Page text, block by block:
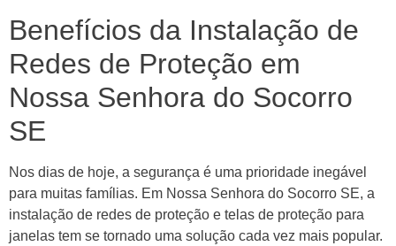
Benefícios da Instalação de
Redes de Proteção em
Nossa Senhora do Socorro
SE
Nos dias de hoje, a segurança é uma prioridade inegável
para muitas famílias. Em Nossa Senhora do Socorro SE, a
instalação de redes de proteção e telas de proteção para
janelas tem se tornado uma solução cada vez mais popular.